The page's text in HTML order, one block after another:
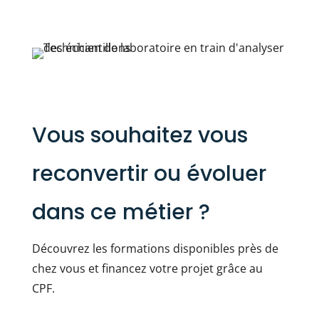
Vous souhaitez vous
reconvertir ou évoluer
dans ce métier ?
Découvrez les formations disponibles près de
chez vous et financez votre projet grâce au
CPF.